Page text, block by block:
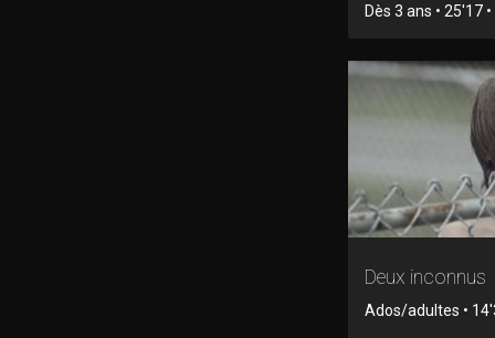
Dès 3 ans • 25'17
Deux inconnus
Ados/adultes •